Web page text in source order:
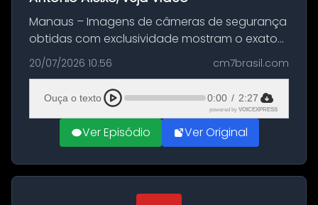
Manaus – Imagens de câmeras de segurança
obtidas com exclusividade mostram o exato
momento da fuga do principal suspeito da
morte de Larissa Araújo, de 28 anos. O crime
ocorreu na noite deste último d...
20/07/2026 10:56 cm7brasil.com
Ouça o texto 0:00 / 2:27
powered by VOICEXPRESS
Ver Episódio Ver Original